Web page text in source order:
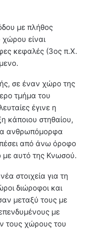
με πλήθος
είναι
κεφαλές (3ος π.Χ.
σε έναν χώρο της
τμήμα του
έγινε η
κάποιου στηθαίου,
ανθρωπόμορφα
από άνω όροφο
με αυτό της Κνωσού.
στοιχεία για τη
διώροφοι και
μεταξύ τους με
με
τους χώρους του